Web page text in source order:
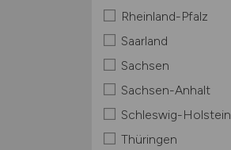
Rheinland-Pfalz
Saarland
Sachsen
Sachsen-Anhalt
Schleswig-Holstein
Thüringen